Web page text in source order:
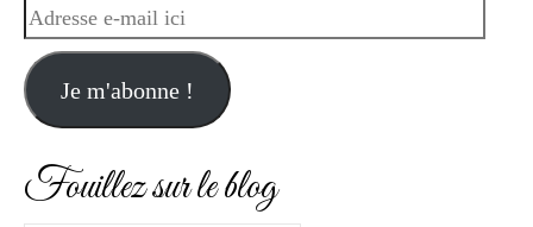
Adresse
mail
ici
Je m'abonne !
Fouillez sur le blog